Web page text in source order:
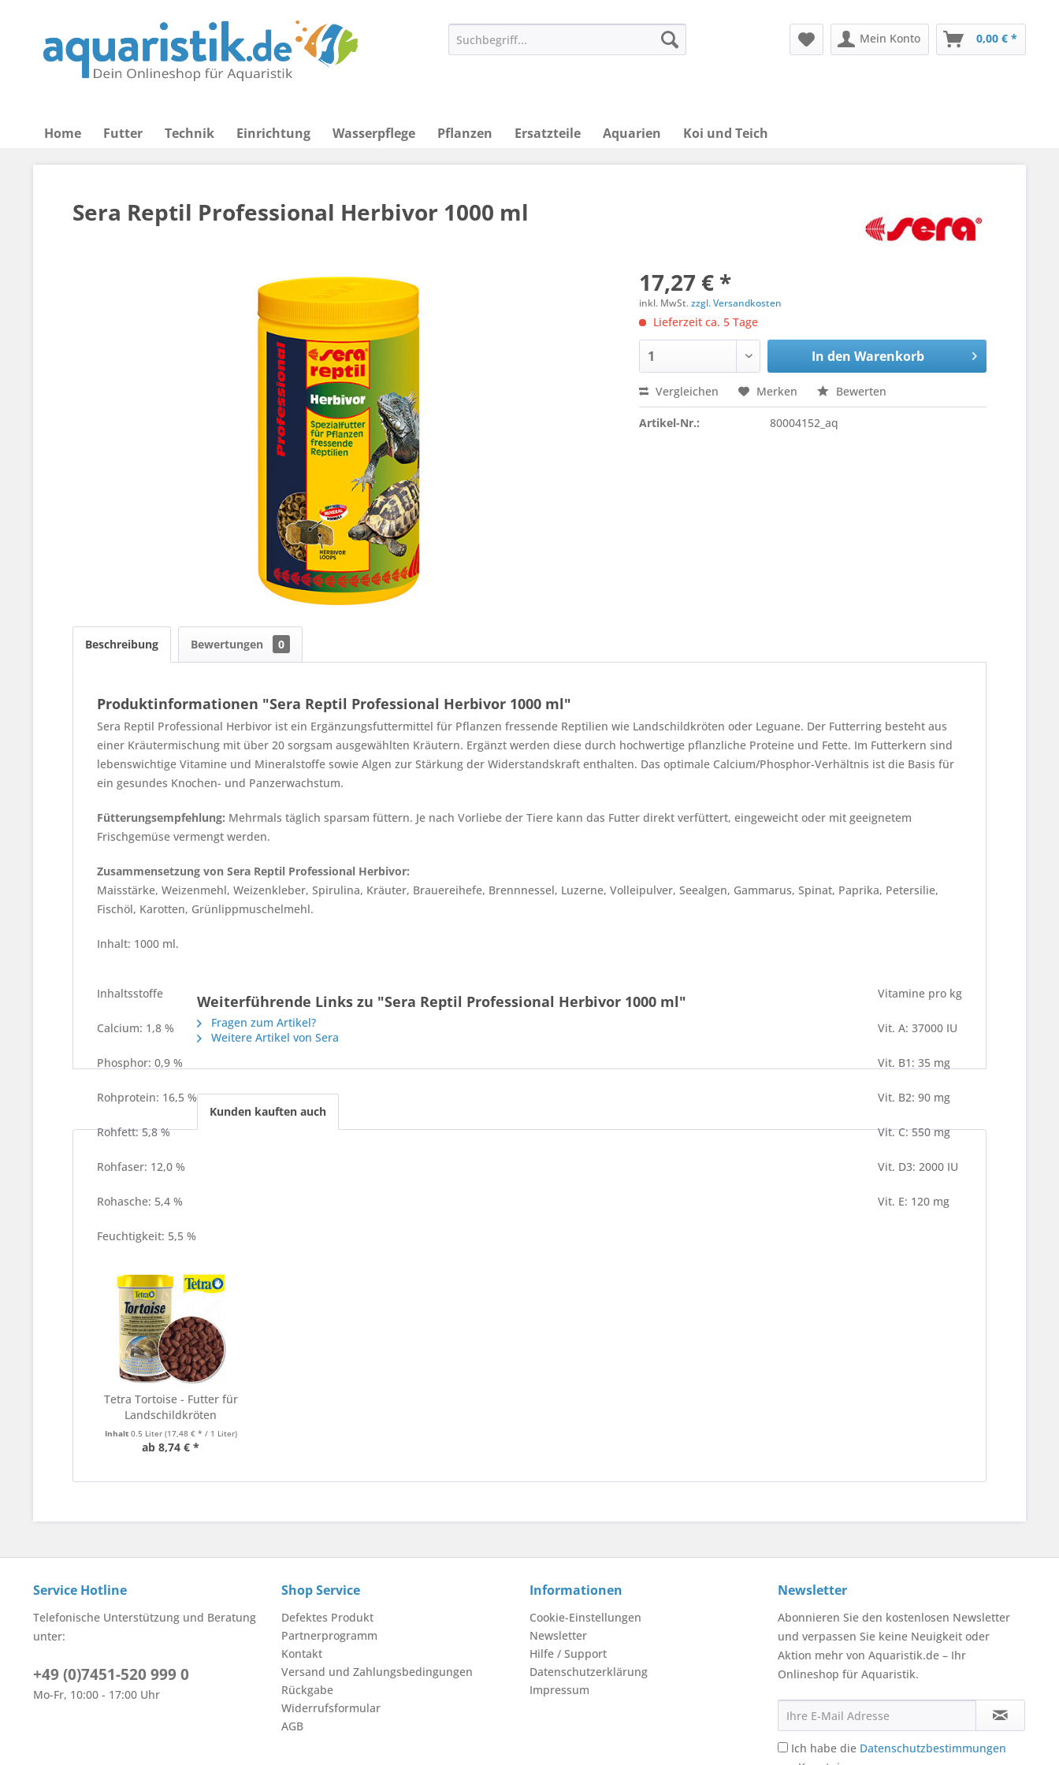
Mein Konto 0,00 € *
Home Futter Technik Einrichtung Wasserpflege Pflanzen Ersatzteile Aquarien Koi und Teich
Sera Reptil Professional Herbivor 1000 ml
17,27 € *
inkl. MwSt.zzgl. Versandkosten
Lieferzeit ca. 5 Tage
In den Warenkorb
Vergleichen Merken Bewerten
Artikel-Nr.: 80004152_aq
Beschreibung Bewertungen 0
Produktinformationen "Sera Reptil Professional Herbivor 1000 ml"
Sera Reptil Professional Herbivor ist ein Ergänzungsfuttermittel für Pflanzen fressende Reptilien wie Landschildkröten oder Leguane. Der Futterring besteht aus
einer Kräutermischung mit über 20 sorgsam ausgewählten Kräutern. Ergänzt werden diese durch hochwertige pflanzliche Proteine und Fette. Im Futterkern sind
lebenswichtige Vitamine und Mineralstoffe sowie Algen zur Stärkung der Widerstandskraft enthalten. Das optimale Calcium/Phosphor-Verhältnis ist die Basis für
ein gesundes Knochen- und Panzerwachstum.
Fütterungsempfehlung: Mehrmals täglich sparsam füttern. Je nach Vorliebe der Tiere kann das Futter direkt verfüttert, eingeweicht oder mit geeignetem
Frischgemüse vermengt werden.
Zusammensetzung von Sera Reptil Professional Herbivor:
Maisstärke, Weizenmehl, Weizenkleber, Spirulina, Kräuter, Brauereihefe, Brennnessel, Luzerne, Volleipulver, Seealgen, Gammarus, Spinat, Paprika, Petersilie,
Fischöl, Karotten, Grünlippmuschelmehl.
Inhalt: 1000 ml.
Inhaltsstoffe
Calcium: 1,8 %
Phosphor: 0,9 %
Rohprotein: 16,5 %
Rohfett: 5,8 %
Rohfaser: 12,0 %
Rohasche: 5,4 %
Feuchtigkeit: 5,5 %
Vitamine pro kg
Vit. A: 37000 IU
Vit. B1: 35 mg
Vit. B2: 90 mg
Vit. C: 550 mg
Vit. D3: 2000 IU
Vit. E: 120 mg
Weiterführende Links zu "Sera Reptil Professional Herbivor 1000 ml"
Fragen zum Artikel?
Weitere Artikel von Sera
Kunden kauften auch
Tetra Tortoise - Futter für
Landschildkröten
Inhalt 0.5 Liter (17,48 € * / 1 Liter)
ab 8,74 € *
Service Hotline
Telefonische Unterstützung und Beratung
unter:
+49 (0)7451-520 999 0
Mo-Fr, 10:00 - 17:00 Uhr
Shop Service
Defektes Produkt
Partnerprogramm
Kontakt
Versand und Zahlungsbedingungen
Rückgabe
Widerrufsformular
AGB
Informationen
Cookie-Einstellungen
Newsletter
Hilfe / Support
Datenschutzerklärung
Impressum
Newsletter
Abonnieren Sie den kostenlosen Newsletter
und verpassen Sie keine Neuigkeit oder
Aktion mehr von Aquaristik.de – Ihr
Onlineshop für Aquaristik.
Ich habe die Datenschutzbestimmungen